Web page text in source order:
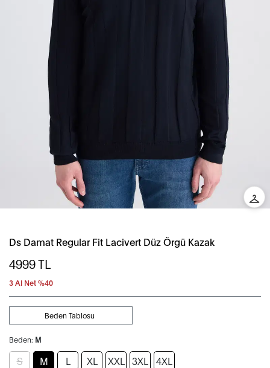
Ds Damat Regular Fit Lacivert Düz Örgü Kazak
4999TL
3 Al Net %40
Beden: M
Beden Tablosu
S M L XL XXL 3XL 4XL